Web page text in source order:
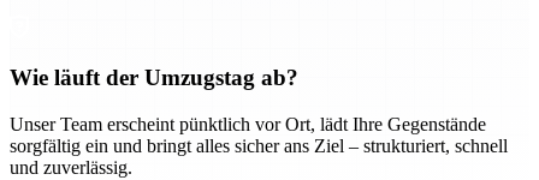
Wie läuft der Umzugstag ab?
Unser Team erscheint pünktlich vor Ort, lädt Ihre Gegenstände
sorgfältig ein und bringt alles sicher ans Ziel – strukturiert, schnell
und zuverlässig.